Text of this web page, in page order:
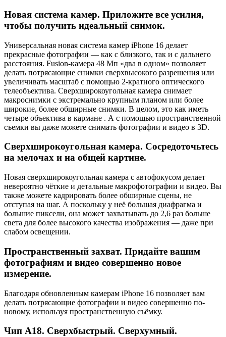
Новая система камер. Приложите все усилия,
чтобы получить идеальный снимок.
Универсальная новая система камер iPhone 16 делает
прекрасные фотографии — как с близкого, так и с дальнего
расстояния. Fusion-камера 48 Мп «два в одном» позволяет
делать потрясающие снимки сверхвысокого разрешения или
увеличивать масштаб с помощью 2-кратного оптического
телеобъектива. Сверхширокоугольная камера снимает
макроснимки с экстремально крупным планом или более
широкие, более обширные снимки. В целом, это как иметь
четыре объектива в кармане . А с помощью пространственной
съемки вы даже можете снимать фотографии и видео в 3D.
Сверхширокоугольная камера. Сосредоточьтесь
на мелочах и на общей картине.
Новая сверхширокоугольная камера с автофокусом делает
невероятно чёткие и детальные макрофотографии и видео. Вы
также можете кадрировать более обширные сцены, не
отступая на шаг. А поскольку у неё большая диафрагма и
большие пиксели, она может захватывать до 2,6 раз больше
света для более высокого качества изображения — даже при
слабом освещении.
Пространственный захват. Придайте вашим
фотографиям и видео совершенно новое
измерение.
Благодаря обновленным камерам iPhone 16 позволяет вам
делать потрясающие фотографии и видео совершенно по-
новому, используя пространственную съёмку.
Чип А18. Сверхбыстрый. Сверхумный.